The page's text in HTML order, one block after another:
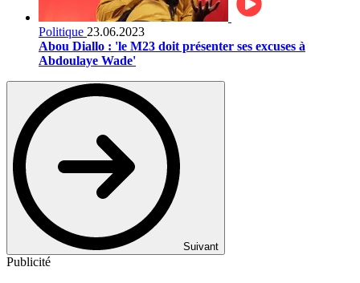
Politique 23.06.2023
Abou Diallo : 'le M23 doit présenter ses excuses à
Abdoulaye Wade'
Suivant
Publicité